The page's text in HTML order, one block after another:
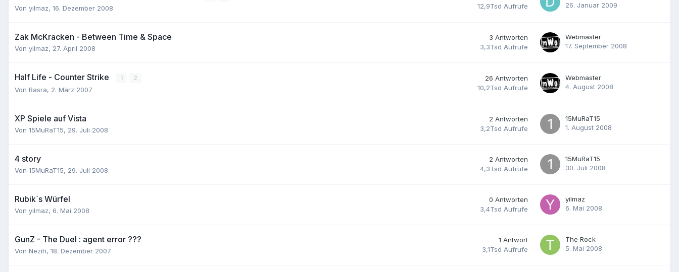
Von yilmaz, 16. Dezember 2008
12,9Tsd Aufrufe
26. Januar 2009
Zak McKracken - Between Time & Space
Von yilmaz, 27. April 2008
3 Antworten
3,3Tsd Aufrufe
Webmaster
17. September 2008
Half Life - Counter Strike 1 2
Von Basra, 2. März 2007
26 Antworten
10,2Tsd Aufrufe
Webmaster
4. August 2008
XP Spiele auf Vista
Von 15MuRaT15, 29. Juli 2008
2 Antworten
3,2Tsd Aufrufe
15MuRaT15
1. August 2008
4 story
Von 15MuRaT15, 29. Juli 2008
2 Antworten
4,3Tsd Aufrufe
15MuRaT15
30. Juli 2008
Rubik´s Würfel
Von yilmaz, 6. Mai 2008
0 Antworten
3,4Tsd Aufrufe
yilmaz
6. Mai 2008
GunZ - The Duel : agent error ???
Von Nezih, 18. Dezember 2007
1 Antwort
3,1Tsd Aufrufe
The Rock
5. Mai 2008